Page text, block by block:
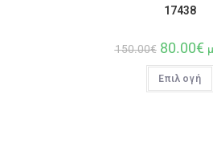
17438
150.00€ 80.00€
Επιλογή